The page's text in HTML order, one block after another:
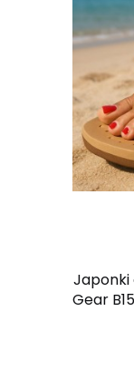
Japonki
Gear